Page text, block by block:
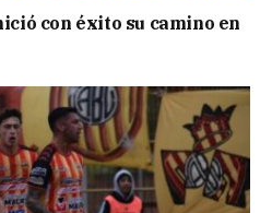
con éxito su camino en